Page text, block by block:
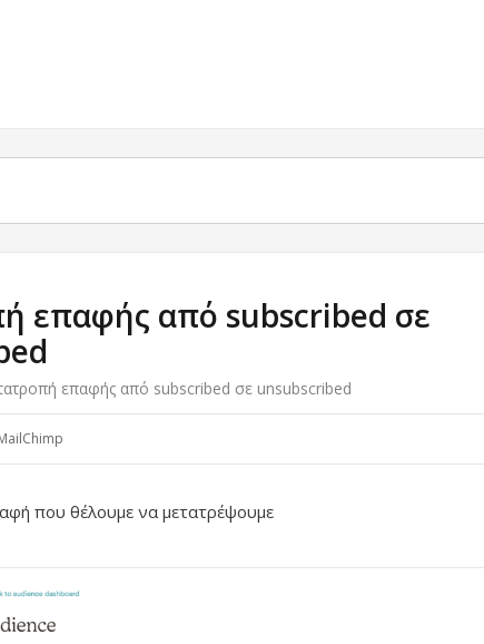
επαφής από subscribed σε
επαφής από subscribed σε unsubscribed
που θέλουμε να μετατρέψουμε